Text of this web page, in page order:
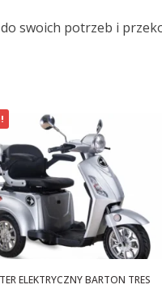
swoich potrzeb i
ELEKTRYCZNY BARTON TRES